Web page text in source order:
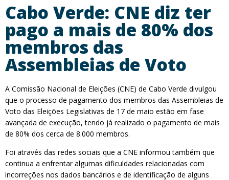
Cabo Verde: CNE diz ter
pago a mais de 80% dos
membros das
Assembleias de Voto
A Comissão Nacional de Eleições (CNE) de Cabo Verde divulgou
que o processo de pagamento dos membros das Assembleias de
Voto das Eleições Legislativas de 17 de maio estão em fase
avançada de execução, tendo já realizado o pagamento de mais
de 80% dos cerca de 8.000 membros.
Foi através das redes sociais que a CNE informou também que
continua a enfrentar algumas dificuldades relacionadas com
incorreções nos dados bancários e de identificação de alguns